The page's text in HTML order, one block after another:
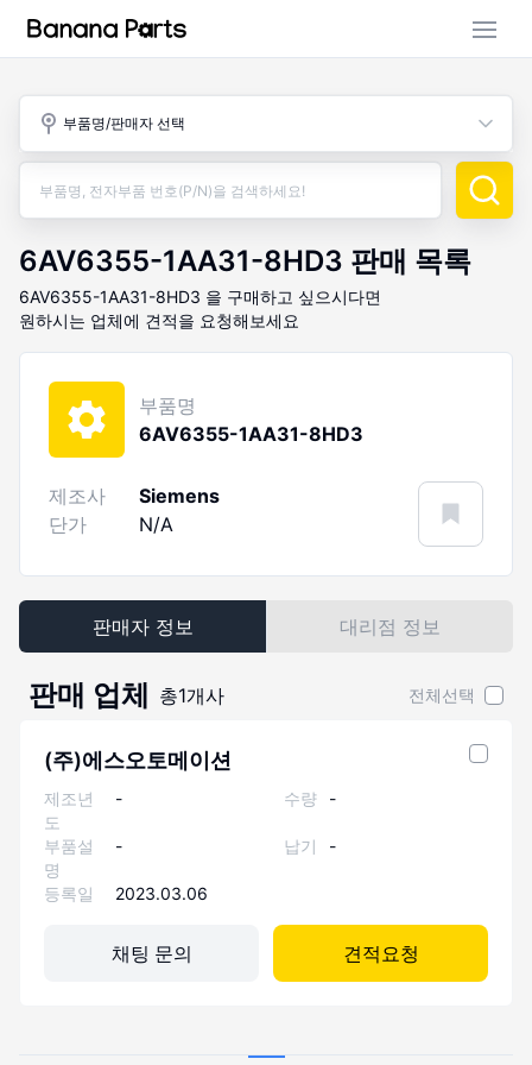
부품명/판매자 선택
6AV6355-1AA31-8HD3 판매 목록
6AV6355-1AA31-8HD3 을 구매하고 싶으시다면
원하시는 업체에 견적을 요청해보세요
부품명
6AV6355-1AA31-8HD3
제조사
Siemens
단가
N/A
판매자 정보 대리점 정보
판매 업체 총1개사 전체선택
(주)에스오토메이션
제조년
도
- 수량 -
부품설
명
- 납기 -
등록일 2023.03.06
채팅 문의 견적요청